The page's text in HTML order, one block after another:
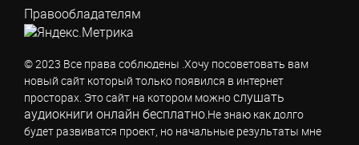
Правообладателям
© 2023 Все права соблюдены .Хочу посоветовать вам
новый сайт который только появился в интернет
просторах. Это сайт на котором можнослушать
аудиокниги онлайн бесплатно.Не знаю как долго
будет развиватся проект, но начальные результаты мне